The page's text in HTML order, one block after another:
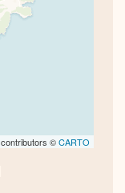
contributors ©CARTO